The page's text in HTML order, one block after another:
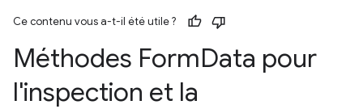
Ce contenu vous a-t-il été utile ?
Méthodes FormData pour
l'inspection et la